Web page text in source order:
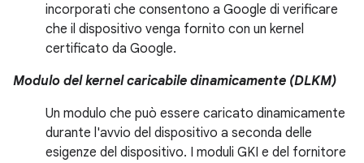
incorporati che consentono a Google di verificare
che il dispositivo venga fornito con un kernel
certificato da Google.
Modulo del kernel caricabile dinamicamente (DLKM)
Un modulo che può essere caricato dinamicamente
durante l'avvio del dispositivo a seconda delle
esigenze del dispositivo. I moduli GKI e del fornitore